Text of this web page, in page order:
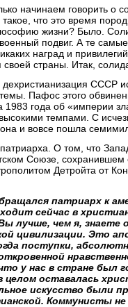
начинаем говорить о
что это время
жизни? Было.
подвиг. А те
наград и
страны. Итак,
СССР
Пафос этого
1983 года об «империи
темпами. С
и вовсе пошла
О том, что
Союзе, сохранившем
Детройта от
патриарх к
сейчас в
лучше, чем я, знаете
цивилизации. Это
поступки,
у нас в стране был
целом оставалась
искусство были
Коммунисты